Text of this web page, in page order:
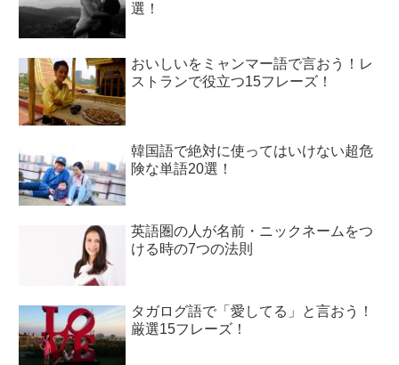
選！
おいしいをミャンマー語で言おう！レ
ストランで役立つ15フレーズ！
韓国語で絶対に使ってはいけない超危
険な単語20選！
英語圏の人が名前・ニックネームをつ
ける時の7つの法則
タガログ語で「愛してる」と言おう！
厳選15フレーズ！